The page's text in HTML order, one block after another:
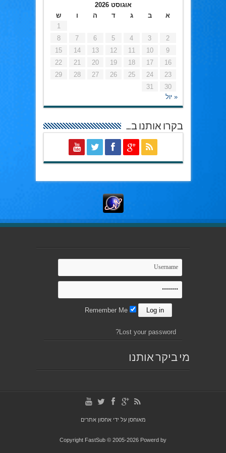
אוגוסט 2026
א
ב ג ד ה ו
ש
1
2
3
4
5
6
7
8
9
10
11
12
13
14
15
16
17
18
19
20
21
22
23
24
25
26
27
28
29
30
31
« יול
בקרו אותנו ב…
Lost your password?
מי ביקר אותנו
מאוחסן על ידיאחסון אתרים
Copyright FastSub © 2005-2026 Powerd by